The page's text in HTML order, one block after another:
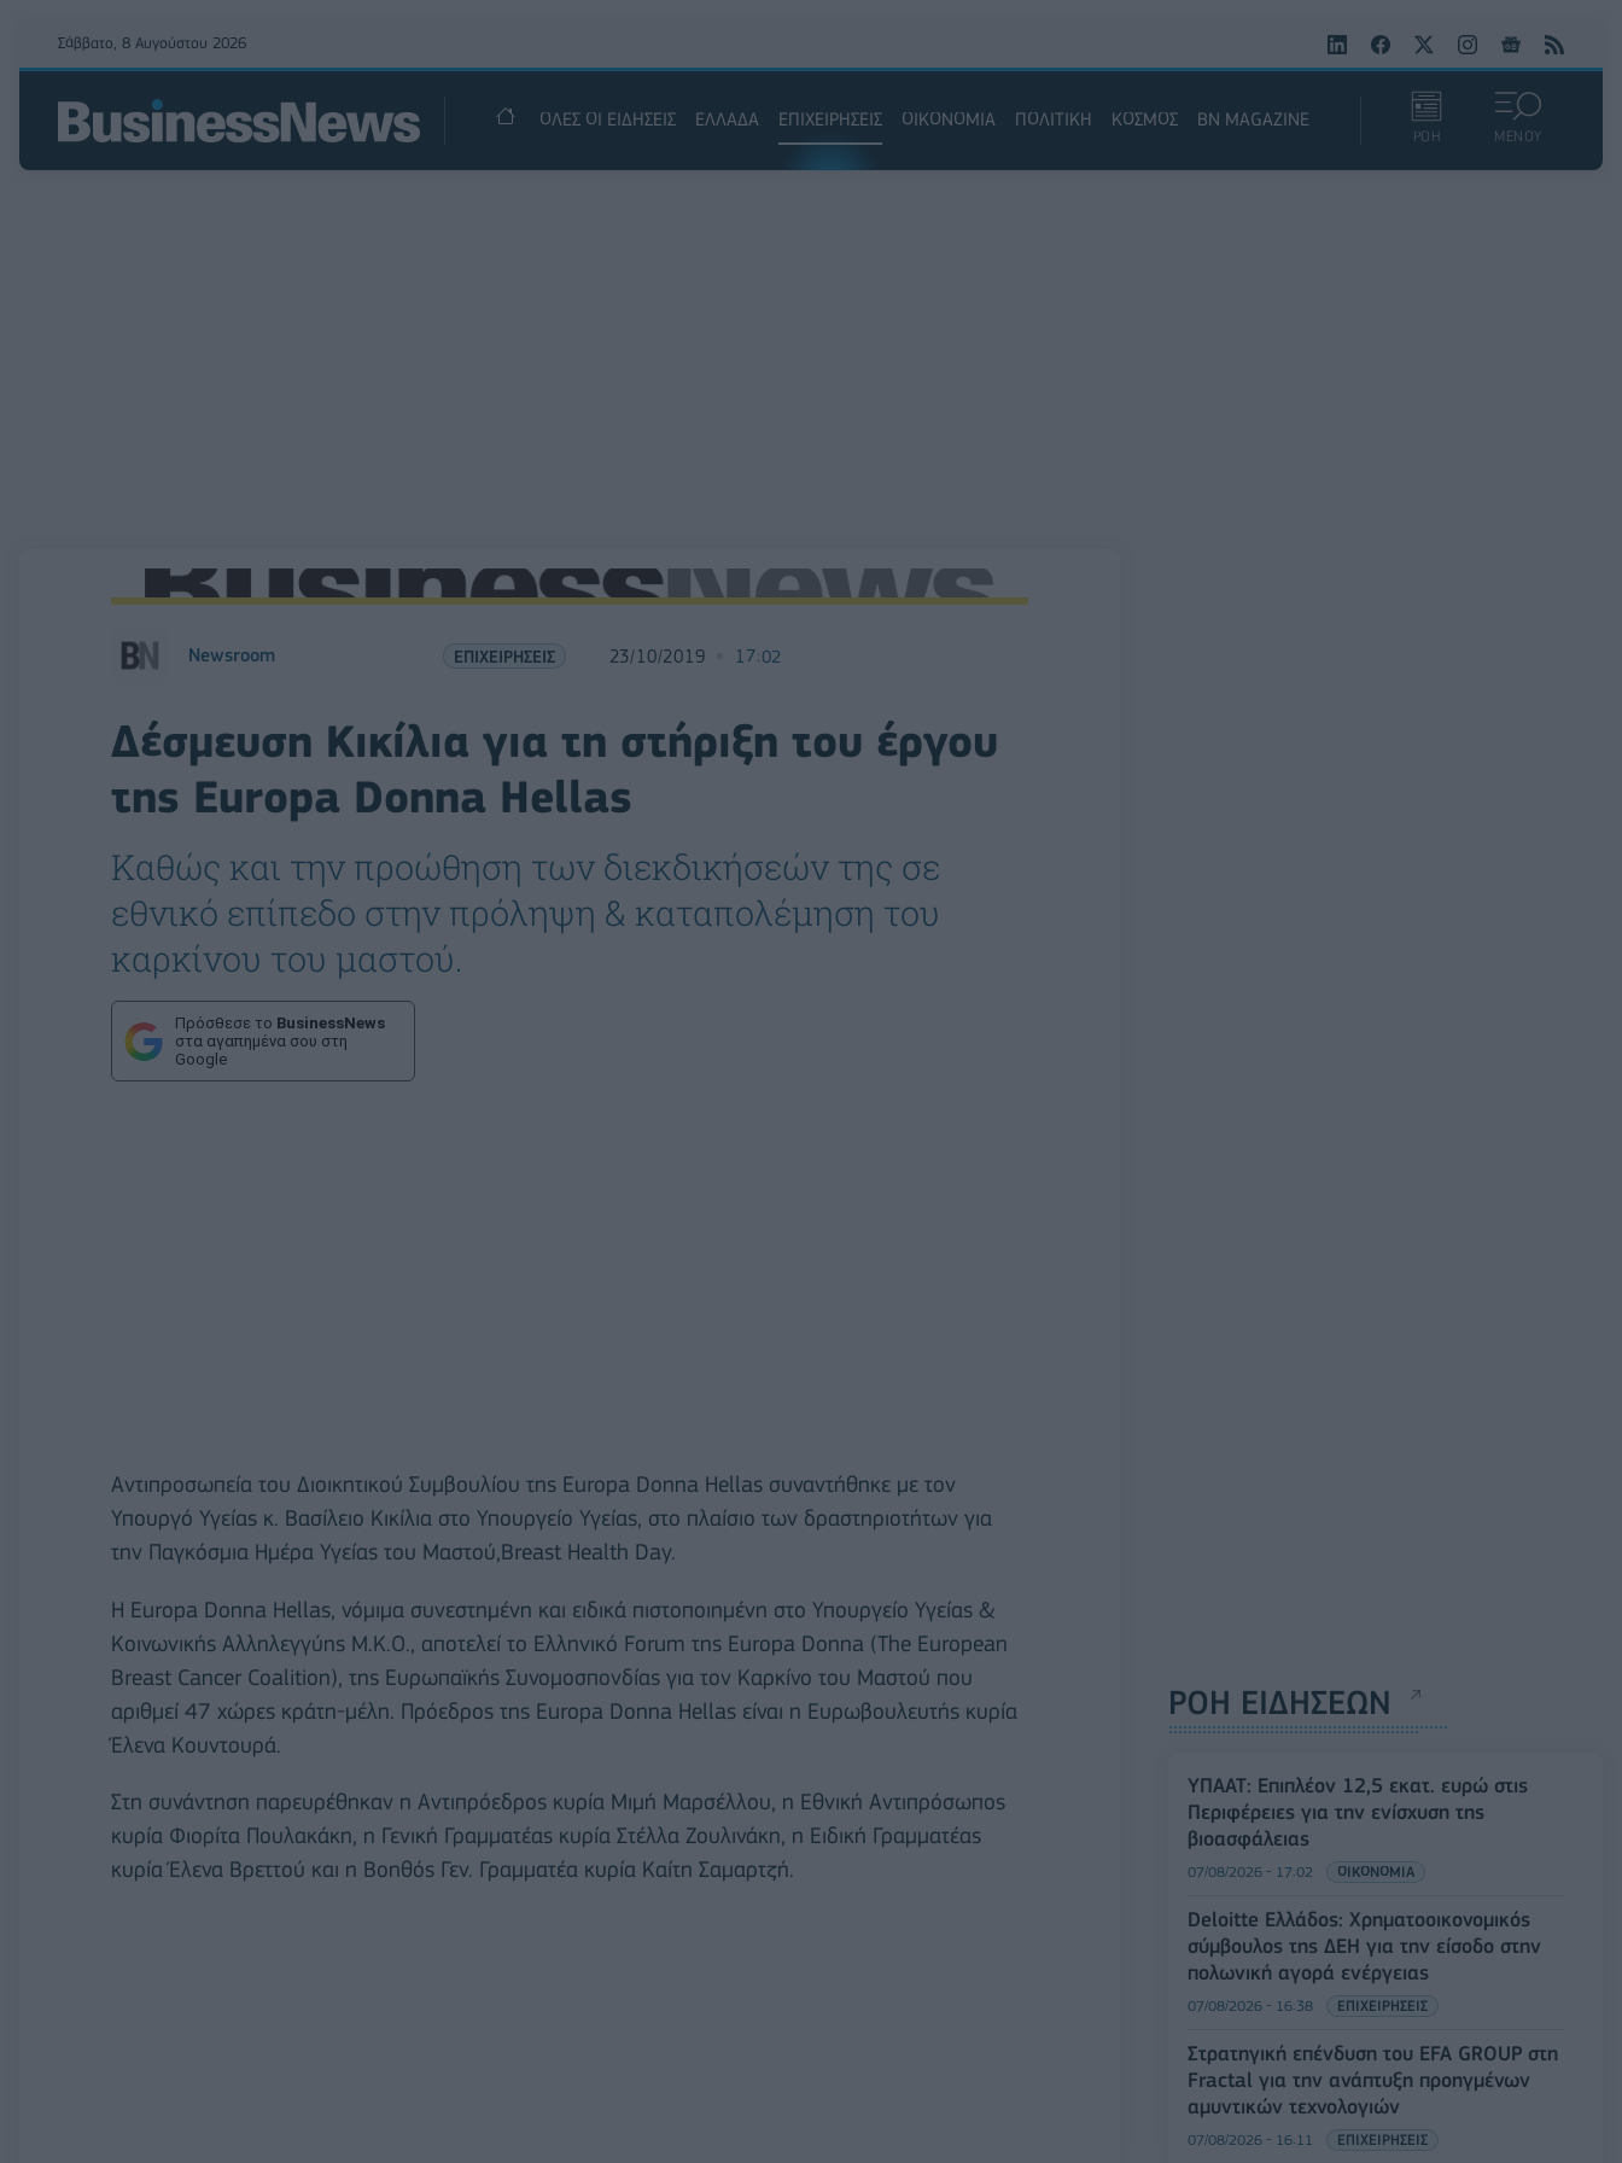
Σάββατο, 8 Αυγούστου 2026
ΟΛΕΣ ΟΙ ΕΙΔΗΣΕΙΣ ΕΛΛΑΔΑ ΕΠΙΧΕΙΡΗΣΕΙΣ ΟΙΚΟΝΟΜΙΑ ΠΟΛΙΤΙΚΗ ΚΟΣΜΟΣ BN MAGAZINE
ΡΟΗ ΜΕΝΟΥ
Newsroom ΕΠΙΧΕΙΡΗΣΕΙΣ 23/10/2019 17:02
Δέσμευση Κικίλια για τη στήριξη του έργου
της Europa Donna Hellas
Καθώς και την προώθηση των διεκδικήσεών της σε
εθνικό επίπεδο στην πρόληψη & καταπολέμηση του
καρκίνου του μαστού.
Πρόσθεσε το BusinessNews
στα αγαπημένα σου στη
Google
Αντιπροσωπεία του Διοικητικού Συμβουλίου της Europa Donna Hellas συναντήθηκε με τον
Υπουργό Υγείας κ. Βασίλειο Κικίλια στο Υπουργείο Υγείας, στο πλαίσιο των δραστηριοτήτων για
την Παγκόσμια Ημέρα Υγείας του Μαστού,Breast Health Day.
H Europa Donna Hellas, νόμιμα συνεστημένη και ειδικά πιστοποιημένη στο Υπουργείο Υγείας &
Κοινωνικής Αλληλεγγύης Μ.Κ.Ο., αποτελεί το Ελληνικό Forum της Europa Donna (The European
Breast Cancer Coalition), της Ευρωπαϊκής Συνομοσπονδίας για τον Καρκίνο του Μαστού που
αριθμεί 47 χώρες κράτη-μέλη. Πρόεδρος της Europa Donna Hellas είναι η Ευρωβουλευτής κυρία
Έλενα Κουντουρά.
Στη συνάντηση παρευρέθηκαν η Αντιπρόεδρος κυρία Μιμή Μαρσέλλου, η Εθνική Αντιπρόσωπος
κυρία Φιορίτα Πουλακάκη, η Γενική Γραμματέας κυρία Στέλλα Ζουλινάκη, η Ειδική Γραμματέας
κυρία Έλενα Βρεττού και η Βοηθός Γεν. Γραμματέα κυρία Καίτη Σαμαρτζή.
ΡΟΗ ΕΙΔΗΣΕΩΝ
ΥΠΑΑΤ: Επιπλέον 12,5 εκατ. ευρώ στις
Περιφέρειες για την ενίσχυση της
βιοασφάλειας
07/08/2026 - 17:02 ΟΙΚΟΝΟΜΙΑ
Deloitte Ελλάδος: Χρηματοοικονομικός
σύμβουλος της ΔΕΗ για την είσοδο στην
πολωνική αγορά ενέργειας
07/08/2026 - 16:38 ΕΠΙΧΕΙΡΗΣΕΙΣ
Στρατηγική επένδυση του EFA GROUP στη
Fractal για την ανάπτυξη προηγμένων
αμυντικών τεχνολογιών
07/08/2026 - 16:11 ΕΠΙΧΕΙΡΗΣΕΙΣ